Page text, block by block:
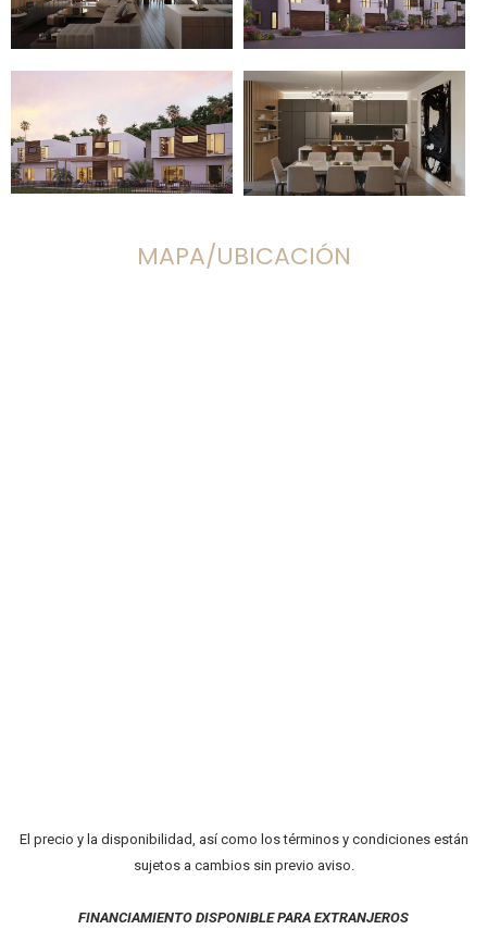
MAPA/UBICACIÓN
El precio y la disponibilidad, así como los términos y condiciones están
sujetos a cambios sin previo aviso.
FINANCIAMIENTO DISPONIBLE PARA EXTRANJEROS